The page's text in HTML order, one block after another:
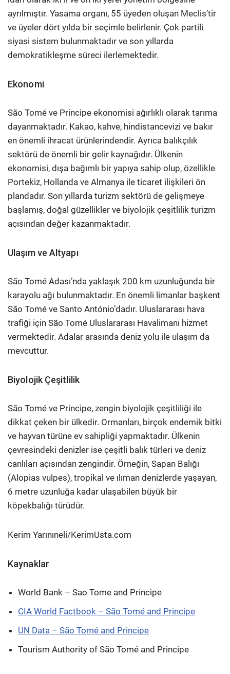
ayrılmıştır. Yasama organı, 55 üyeden oluşan Meclis’tir
ve üyeler dört yılda bir seçimle belirlenir. Çok partili
siyasi sistem bulunmaktadır ve son yıllarda
demokratikleşme süreci ilerlemektedir.
Ekonomi
São Tomé ve Principe ekonomisi ağırlıklı olarak tarıma
dayanmaktadır. Kakao, kahve, hindistancevizi ve bakır
en önemli ihracat ürünlerindendir. Ayrıca balıkçılık
sektörü de önemli bir gelir kaynağıdır. Ülkenin
ekonomisi, dışa bağımlı bir yapıya sahip olup, özellikle
Portekiz, Hollanda ve Almanya ile ticaret ilişkileri ön
plandadır. Son yıllarda turizm sektörü de gelişmeye
başlamış, doğal güzellikler ve biyolojik çeşitlilik turizm
açısından değer kazanmaktadır.
Ulaşım ve Altyapı
São Tomé Adası’nda yaklaşık 200 km uzunluğunda bir
karayolu ağı bulunmaktadır. En önemli limanlar başkent
São Tomé ve Santo António’dadır. Uluslararası hava
trafiği için São Tomé Uluslararası Havalimanı hizmet
vermektedir. Adalar arasında deniz yolu ile ulaşım da
mevcuttur.
Biyolojik Çeşitlilik
São Tomé ve Principe, zengin biyolojik çeşitliliği ile
dikkat çeken bir ülkedir. Ormanları, birçok endemik bitki
ve hayvan türüne ev sahipliği yapmaktadır. Ülkenin
çevresindeki denizler ise çeşitli balık türleri ve deniz
canlıları açısından zengindir. Örneğin, Sapan Balığı
(Alopias vulpes), tropikal ve ılıman denizlerde yaşayan,
6 metre uzunluğa kadar ulaşabilen büyük bir
köpekbalığı türüdür.
Kerim Yarınıneli/KerimUsta.com
Kaynaklar
World Bank – Sao Tome and Principe
CIA World Factbook – São Tomé and Principe
UN Data – São Tomé and Principe
Tourism Authority of São Tomé and Principe